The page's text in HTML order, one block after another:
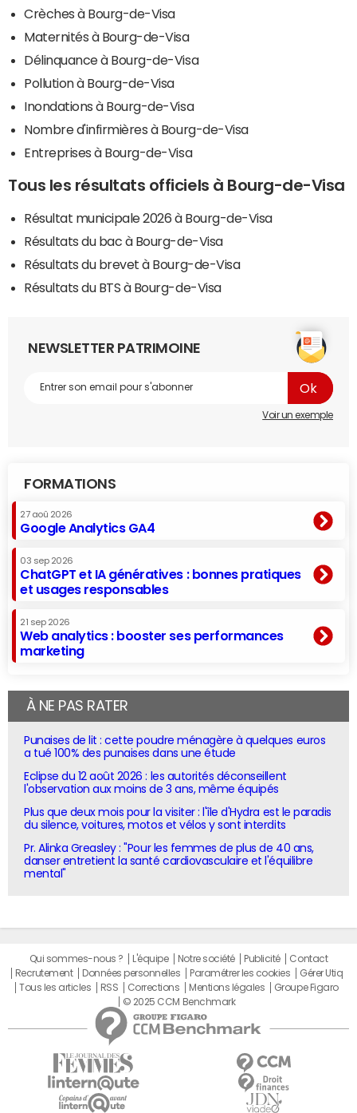
Crèches à Bourg-de-Visa
Maternités à Bourg-de-Visa
Délinquance à Bourg-de-Visa
Pollution à Bourg-de-Visa
Inondations à Bourg-de-Visa
Nombre d'infirmières à Bourg-de-Visa
Entreprises à Bourg-de-Visa
Tous les résultats officiels à Bourg-de-Visa
Résultat municipale 2026 à Bourg-de-Visa
Résultats du bac à Bourg-de-Visa
Résultats du brevet à Bourg-de-Visa
Résultats du BTS à Bourg-de-Visa
NEWSLETTER PATRIMOINE
Voir un exemple
FORMATIONS
27 aoû 2026
Google Analytics GA4
03 sep 2026
ChatGPT et IA génératives : bonnes pratiques
et usages responsables
21 sep 2026
Web analytics : booster ses performances
marketing
À NE PAS RATER
Punaises de lit : cette poudre ménagère à quelques euros
a tué 100% des punaises dans une étude
Eclipse du 12 août 2026 : les autorités déconseillent
l'observation aux moins de 3 ans, même équipés
Plus que deux mois pour la visiter : l'île d'Hydra est le paradis
du silence, voitures, motos et vélos y sont interdits
Pr. Alinka Greasley : "Pour les femmes de plus de 40 ans,
danser entretient la santé cardiovasculaire et l'équilibre
mental"
Qui sommes-nous ? L'équipe Notre société Publicité
Contact
Recrutement
Données personnelles Paramétrer les cookies
Gérer Utiq
Tous les articles
RSS Corrections Mentions légales
Groupe Figaro
© 2025 CCM Benchmark